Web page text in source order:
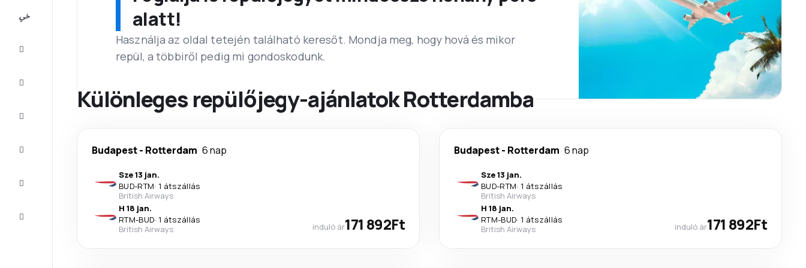
alatt!
Használja az oldal tetején található keresőt. Mondja meg, hogy hová és mikor
repül, a többiről pedig mi gondoskodunk.
Különleges repülőjegy-ajánlatok Rotterdamba
Budapest- Rotterdam 6 nap
Sze 13 jan.
BUD-RTM· 1 átszállás
British Airways
H 18 jan.
RTM-BUD· 1 átszállás
British Airways
induló ár171 892Ft
Budapest- Rotterdam 6 nap
Sze 13 jan.
BUD-RTM· 1 átszállás
British Airways
H 18 jan.
RTM-BUD· 1 átszállás
British Airways
induló ár171 892Ft